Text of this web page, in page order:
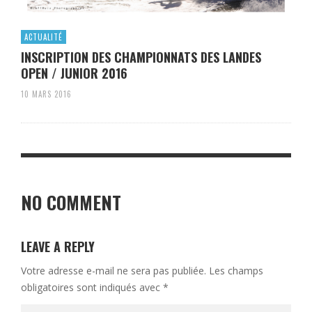
ACTUALITÉ
INSCRIPTION DES CHAMPIONNATS DES LANDES
OPEN / JUNIOR 2016
10 MARS 2016
NO COMMENT
LEAVE A REPLY
Votre adresse e-mail ne sera pas publiée. Les champs
obligatoires sont indiqués avec *